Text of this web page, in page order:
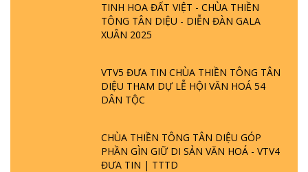
TINH HOA ĐẤT VIỆT - CHÙA THIỀN
TÔNG TÂN DIỆU - DIỄN ĐÀN GALA
XUÂN 2025
VTV5 ĐƯA TIN CHÙA THIỀN TÔNG TÂN
DIỆU THAM DỰ LỄ HỘI VĂN HOÁ 54
DÂN TỘC
CHÙA THIỀN TÔNG TÂN DIỆU GÓP
PHẦN GÌN GIỮ DI SẢN VĂN HOÁ - VTV4
ĐƯA TIN | TTTD